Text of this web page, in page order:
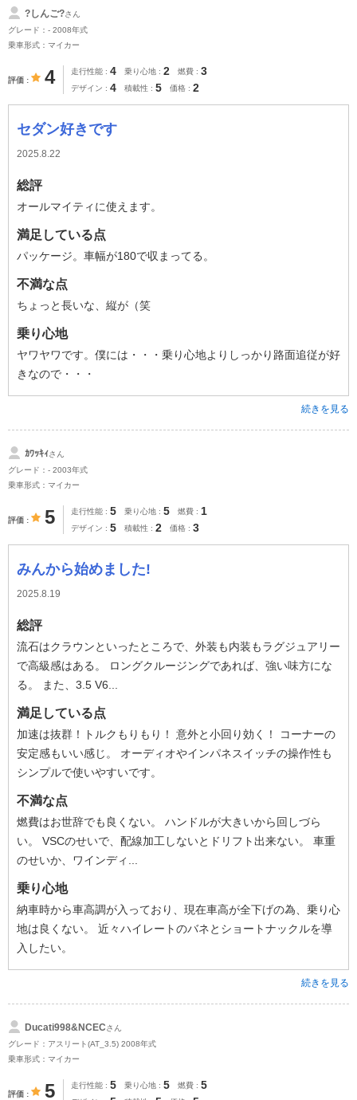
?しんご?さん
グレード：- 2008年式
乗車形式：マイカー
評価 4 走行性能 4 乗り心地 2 燃費 3
デザイン 4 積載性 5 価格 2
セダン好きです
2025.8.22
総評
オールマイティに使えます。
満足している点
パッケージ。車幅が180で収まってる。
不満な点
ちょっと長いな、縦が（笑
乗り心地
ヤワヤワです。僕には・・・乗り心地よりしっかり路面追従が好
きなので・・・
続きを見る
ｶﾜｯｷｨさん
グレード：- 2003年式
乗車形式：マイカー
評価 5 走行性能 5 乗り心地 5 燃費 1
デザイン 5 積載性 2 価格 3
みんから始めました!
2025.8.19
総評
流石はクラウンといったところで、外装も内装もラグジュアリー
で高級感はある。 ロングクルージングであれば、強い味方にな
る。 また、3.5 V6...
満足している点
加速は抜群！トルクもりもり！ 意外と小回り効く！ コーナーの
安定感もいい感じ。 オーディオやインパネスイッチの操作性も
シンプルで使いやすいです。
不満な点
燃費はお世辞でも良くない。 ハンドルが大きいから回しづら
い。 VSCのせいで、配線加工しないとドリフト出来ない。 車重
のせいか、ワインディ...
乗り心地
納車時から車高調が入っており、現在車高が全下げの為、乗り心
地は良くない。 近々ハイレートのバネとショートナックルを導
入したい。
続きを見る
Ducati998&NCECさん
グレード：アスリート(AT_3.5) 2008年式
乗車形式：マイカー
評価 5 走行性能 5 乗り心地 5 燃費 5